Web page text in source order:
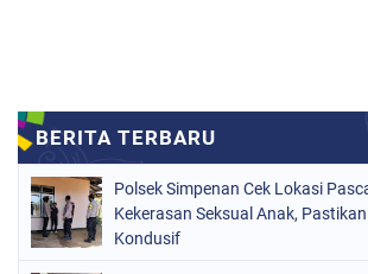
Polsek Simpenan Cek Lokasi
Kekerasan Seksual Anak,
Kondusif